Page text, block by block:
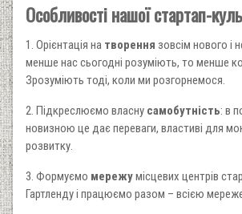
Особливості нашої стартап-
1. Орієнтація на творення зовсім нового і
менше нас сьогодні розуміють, то менше
Зрозуміють тоді, коли ми розгорнемося.
2. Підкреслюємо власну самобутність: в
новизною це дає переваги, властиві для
розвитку.
3. Формуємо мережумісцевих центрів
Гартленду і працюємо разом – всією